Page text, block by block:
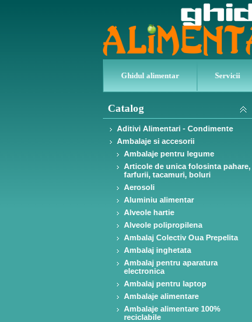
Ghidul alimentar Servicii
Catalog
Aditivi Alimentari - Condimente
Ambalaje si accesorii
Ambalaje pentru legume
Articole de unica folosinta pahare,
farfurii, tacamuri, boluri
Aerosoli
Aluminiu alimentar
Alveole hartie
Alveole polipropilena
Ambalaj Colectiv Oua Prepelita
Ambalaj inghetata
Ambalaj pentru aparatura
electronica
Ambalaj pentru laptop
Ambalaje alimentare
Ambalaje alimentare 100%
reciclabile